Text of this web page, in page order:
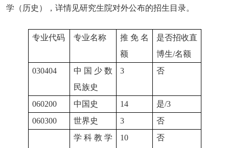
学（历史），详情见研究生院对外公布的招生目录。
专业代码 专业名称
推免名
额
是否招收直
博生/名额
030404
中国少数
民族史
3 否
060200 中国史 14 是/3
060300
世界史 3 否
学科教学
10 否